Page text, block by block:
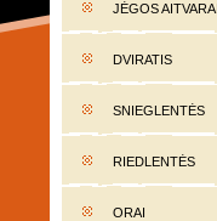
JĖGOS AITVARAI
DVIRATIS
SNIEGLENTĖS
RIEDLENTĖS
ORAI